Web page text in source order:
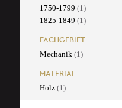
1750-1799 (1)
1825-1849 (1)
FACHGEBIET
Mechanik (1)
MATERIAL
Holz (1)